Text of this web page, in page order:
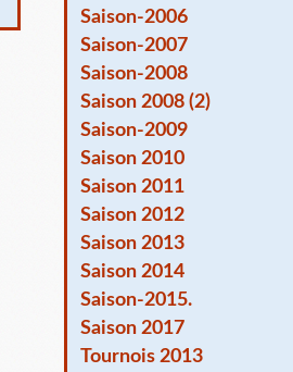
Saison-2006
Saison-2007
Saison-2008
Saison 2008 (2)
Saison-2009
Saison 2010
Saison 2011
Saison 2012
Saison 2013
Saison 2014
Saison-2015.
Saison 2017
Tournois 2013